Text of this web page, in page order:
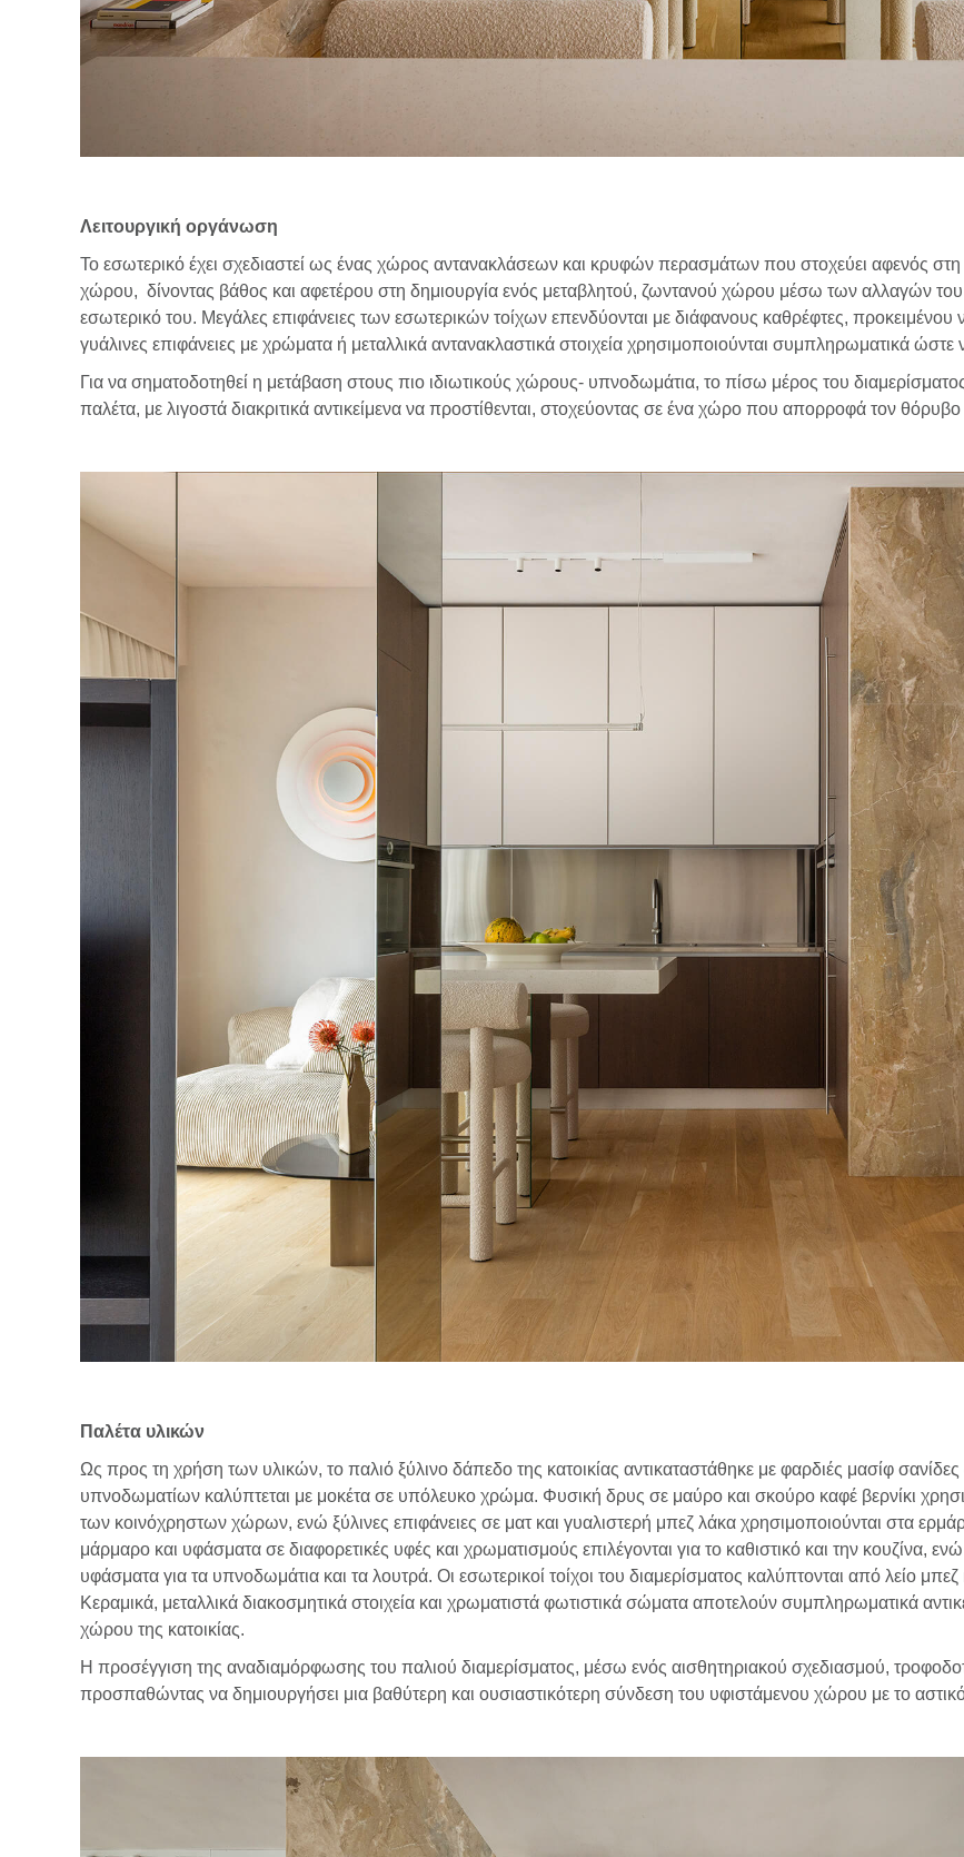
Λειτουργική οργάνωση
Το εσωτερικό έχει σχεδιαστεί ως ένας χώρος αντανακλάσεων και κρυφών περασμάτων που στοχεύει αφενός
χώρου, δίνοντας βάθος και αφετέρου στη δημιουργία ενός μεταβλητού, ζωντανού χώρου μέσω των αλλαγών
εσωτερικό του. Μεγάλες επιφάνειες των εσωτερικών τοίχων επενδύονται με διάφανους καθρέφτες, προκειμένου
γυάλινες επιφάνειες με χρώματα ή μεταλλικά αντανακλαστικά στοιχεία χρησιμοποιούνται συμπληρωματικά ώστε
Για να σηματοδοτηθεί η μετάβαση στους πιο ιδιωτικούς χώρους- υπνοδωμάτια, το πίσω μέρος του
παλέτα, με λιγοστά διακριτικά αντικείμενα να προστίθενται, στοχεύοντας σε ένα χώρο που απορροφά τον
Παλέτα υλικών
Ως προς τη χρήση των υλικών, το παλιό ξύλινο δάπεδο της κατοικίας αντικαταστάθηκε με φαρδιές μασίφ
υπνοδωματίων καλύπτεται με μοκέτα σε υπόλευκο χρώμα. Φυσική δρυς σε μαύρο και σκούρο καφέ βερνίκι
των κοινόχρηστων χώρων, ενώ ξύλινες επιφάνειες σε ματ και γυαλιστερή μπεζ λάκα χρησιμοποιούνται στα
μάρμαρο και υφάσματα σε διαφορετικές υφές και χρωματισμούς επιλέγονται για το καθιστικό και την κουζίνα,
υφάσματα για τα υπνοδωμάτια και τα λουτρά. Οι εσωτερικοί τοίχοι του διαμερίσματος καλύπτονται από λείο
Κεραμικά, μεταλλικά διακοσμητικά στοιχεία και χρωματιστά φωτιστικά σώματα αποτελούν συμπληρωματικά
χώρου της κατοικίας.
Η προσέγγιση της αναδιαμόρφωσης του παλιού διαμερίσματος, μέσω ενός αισθητηριακού σχεδιασμού,
προσπαθώντας να δημιουργήσει μια βαθύτερη και ουσιαστικότερη σύνδεση του υφιστάμενου χώρου με το